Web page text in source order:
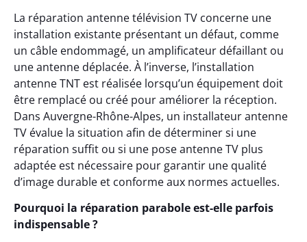
La réparation antenne télévision TV concerne une
installation existante présentant un défaut, comme
un câble endommagé, un amplificateur défaillant ou
une antenne déplacée. À l’inverse, l’installation
antenne TNT est réalisée lorsqu’un équipement doit
être remplacé ou créé pour améliorer la réception.
Dans Auvergne-Rhône-Alpes, un installateur antenne
TV évalue la situation afin de déterminer si une
réparation suffit ou si une pose antenne TV plus
adaptée est nécessaire pour garantir une qualité
d’image durable et conforme aux normes actuelles.
Pourquoi la réparation parabole est-elle parfois
indispensable ?